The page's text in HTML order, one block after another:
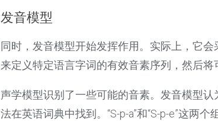
发音模型
同时，发音模型开始发挥作用。实际上，它
来定义特定语言字词的有效音素序列，然后
声学模型识别了一些可能的音素。发音模型认
法在英语词典中找到。“S-p-a”和“S-p-e”这两个